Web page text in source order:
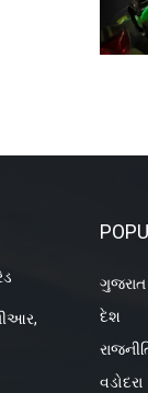
ગુજરાત
દેશ
વડોદરા